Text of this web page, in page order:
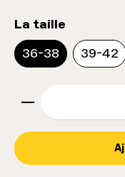
La taille
36-38
39-42